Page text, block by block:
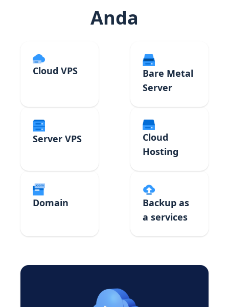
Anda
Cloud VPS
Bare Metal
Server
Server VPS
Cloud
Hosting
Domain
Backup as
a services